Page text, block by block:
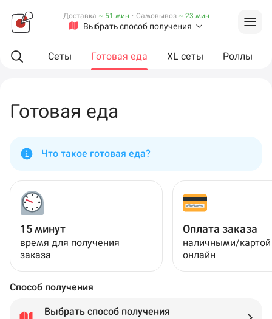
Выбрать способ получения
Доставка ~ 51 мин · Самовывоз ~ 23 мин
Сеты Готовая еда XL сеты Роллы
Готовая еда
Что такое готовая еда?
15 минут
время для получения
заказа
Оплата заказа
наличными/
онлайн
Способ получения
Выбрать способ получения